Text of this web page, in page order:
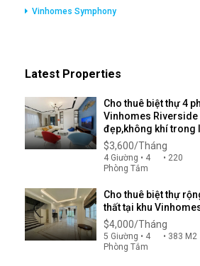
Vinhomes Symphony
Latest Properties
Cho thuê biệt thự 4
Vinhomes Riverside
đẹp,không khí trong
$3,600/Tháng
4 Giường • 4
Phòng Tắm
• 220
Cho thuê biệt thự
thất tại khu
$4,000/Tháng
5 Giường • 4
Phòng Tắm
• 383 M2